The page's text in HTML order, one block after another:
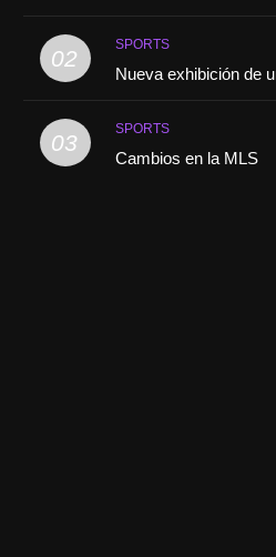
02
SPORTS
Nueva exhibición de
03
SPORTS
Cambios en la MLS